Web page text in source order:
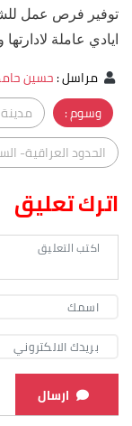
توفير فرص عمل
ايادي عاملة
مراسل:حسين
وسوم :
مدينة
الحدود العراقية-
اترك تعليق
ارسال